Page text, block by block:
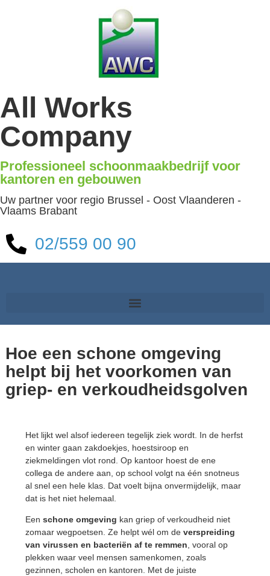
All Works
Company
Professioneel schoonmaakbedrijf voor
kantoren en gebouwen
Uw partner voor regio Brussel - Oost Vlaanderen -
Vlaams Brabant
02/559 00 90
Hoe een schone omgeving
helpt bij het voorkomen van
griep- en verkoudheidsgolven
Het lijkt wel alsof iedereen tegelijk ziek wordt. In de herfst
en winter gaan zakdoekjes, hoestsiroop en
ziekmeldingen vlot rond. Op kantoor hoest de ene
collega de andere aan, op school volgt na één snotneus
al snel een hele klas. Dat voelt bijna onvermijdelijk, maar
dat is het niet helemaal.
Eenschone omgeving kan griep of verkoudheid niet
zomaar wegpoetsen. Ze helpt wél om deverspreiding
van virussen en bacteriën af te remmen, vooral op
plekken waar veel mensen samenkomen, zoals
gezinnen, scholen en kantoren. Met de juiste